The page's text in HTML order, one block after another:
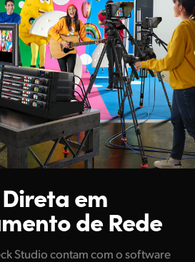
em
de Rede
Studio contam com o software